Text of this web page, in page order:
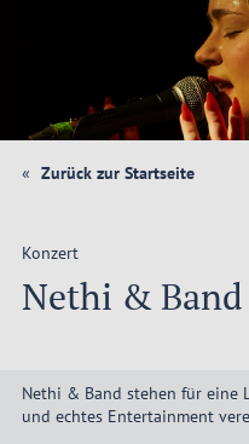
Zurück zur Startseite
Konzert
Nethi & Band
Nethi & Band stehen für eine
und echtes Entertainment